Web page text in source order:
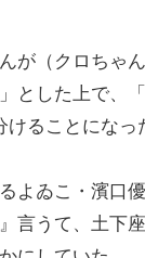
が（クロちゃ
とした上で、
ることにな
よゐこ・濱口
言うて、土下